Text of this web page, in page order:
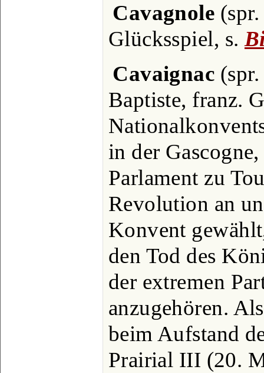
Cavagnole
Glücksspiel, s.
Cavaignac
Baptiste, franz.
in der
Parlament zu
Revolution an
Konvent
den Tod des
der extremen
anzugehören.
beim Aufstand
Prairial III (20.